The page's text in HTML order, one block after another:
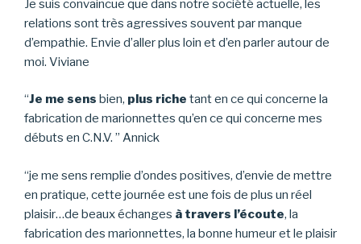
Je suis convaincue que dans notre société actuelle, les
relations sont très agressives souvent par manque
d’empathie. Envie d’aller plus loin et d’en parler autour de
moi. Viviane
“Je me sens bien, plus riche tant en ce qui concerne la
fabrication de marionnettes qu’en ce qui concerne mes
débuts en C.N.V. ” Annick
“je me sens remplie d’ondes positives, d’envie de mettre
en pratique, cette journée est une fois de plus un réel
plaisir…de beaux échanges à travers l’écoute, la
fabrication des marionnettes, la bonne humeur et le plaisir